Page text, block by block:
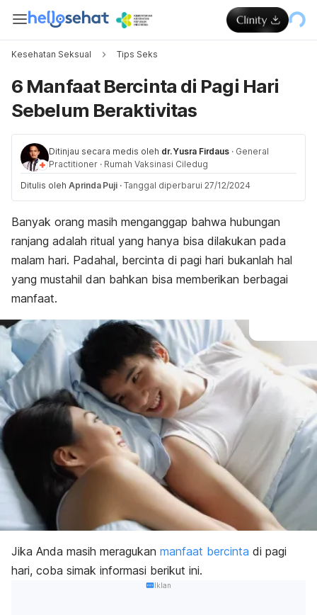
Kesehatan Seksual Tips Seks
6 Manfaat Bercinta di Pagi Hari
Sebelum Beraktivitas
Ditinjau secara medis oleh dr. Yusra Firdaus · General
Practitioner · Rumah Vaksinasi Ciledug
Ditulis oleh Aprinda Puji · Tanggal diperbarui 27/12/2024
Banyak orang masih menganggap bahwa hubungan
ranjang adalah ritual yang hanya bisa dilakukan pada
malam hari. Padahal, bercinta di pagi hari bukanlah hal
yang mustahil dan bahkan bisa memberikan berbagai
manfaat.
Jika Anda masih meragukan manfaat bercinta di pagi
hari, coba simak informasi berikut ini.
Iklan